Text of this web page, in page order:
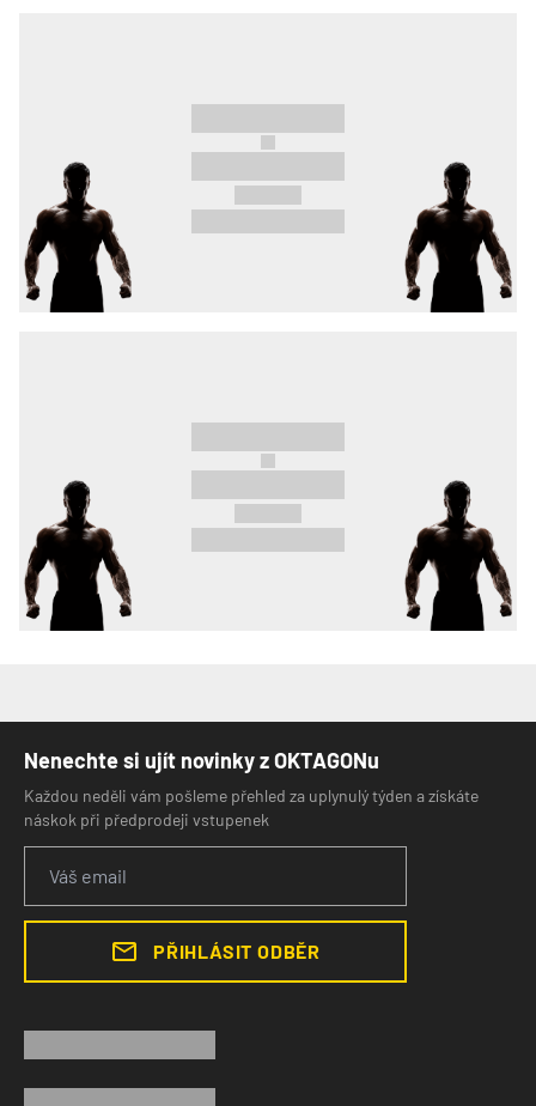
Nenechte si ujít novinky z OKTAGONu
Každou neděli vám pošleme přehled za uplynulý týden a získáte
náskok při předprodeji vstupenek
PŘIHLÁSIT ODBĚR